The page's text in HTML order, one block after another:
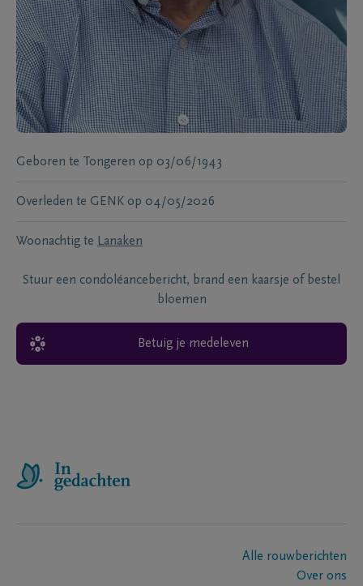
Geboren te Tongeren op 03/06/1943
Overleden te GENK op 04/05/2026
Woonachtig te Lanaken
Stuur een condoléancebericht, brand een kaarsje of bestel
bloemen
Betuig je medeleven
Alle rouwberichten
Over ons